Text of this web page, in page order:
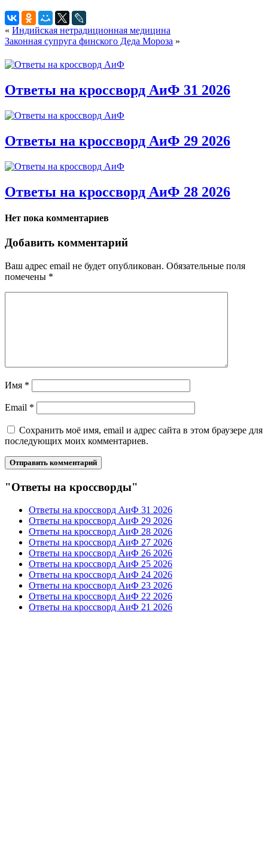
« Индийская нетрадиционная медицина
Законная супруга финского Деда Мороза »
Ответы на кроссворд АиФ 31 2026
Ответы на кроссворд АиФ 29 2026
Ответы на кроссворд АиФ 28 2026
Нет пока комментариев
Добавить комментарий
Ваш адрес email не будет опубликован. Обязательные поля
помечены *
Имя *
Email *
Сохранить моё имя, email и адрес сайта в этом браузере для
последующих моих комментариев.
"Ответы на кроссворды"
Ответы на кроссворд АиФ 31 2026
Ответы на кроссворд АиФ 29 2026
Ответы на кроссворд АиФ 28 2026
Ответы на кроссворд АиФ 27 2026
Ответы на кроссворд АиФ 26 2026
Ответы на кроссворд АиФ 25 2026
Ответы на кроссворд АиФ 24 2026
Ответы на кроссворд АиФ 23 2026
Ответы на кроссворд АиФ 22 2026
Ответы на кроссворд АиФ 21 2026